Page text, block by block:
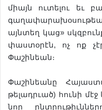
միայն ուտելու եւ
այնտեղ կաց»
փաստօրէն, ոչ ոք
Փաշինեան։
Փաշինեանը
թելադրւած) հունի
նոր